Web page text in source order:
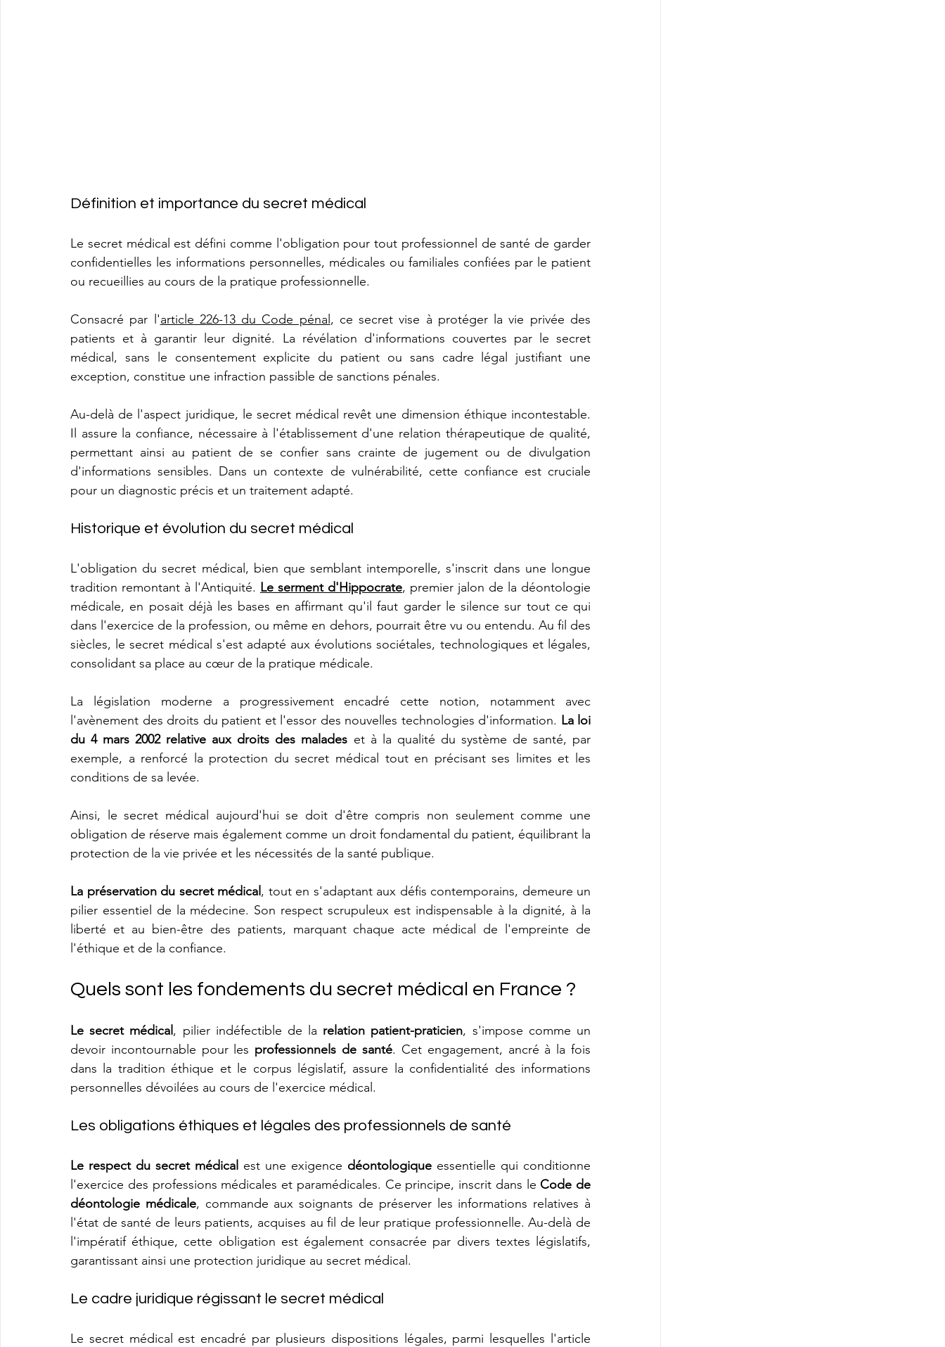
Définition et importance du secret médical
Le secret médical est défini comme l'obligation pour tout professionnel de santé de garder
confidentielles les informations personnelles, médicales ou familiales confiées par le patient
ou recueillies au cours de la pratique professionnelle.
Consacré par l'article 226-13 du Code pénal , ce secret vise à protéger la vie privée des
patients et à garantir leur dignité. La révélation d'informations couvertes par le secret
médical, sans le consentement explicite du patient ou sans cadre légal justifiant une
exception, constitue une infraction passible de sanctions pénales.
Au-delà de l'aspect juridique, le secret médical revêt une dimension éthique incontestable.
Il assure la confiance, nécessaire à l'établissement d'une relation thérapeutique de qualité,
permettant ainsi au patient de se confier sans crainte de jugement ou de divulgation
d'informations sensibles. Dans un contexte de vulnérabilité, cette confiance est cruciale
pour un diagnostic précis et un traitement adapté.
Historique et évolution du secret médical
L'obligation du secret médical, bien que semblant intemporelle, s'inscrit dans une longue
tradition remontant à l'Antiquité. Le serment d'Hippocrate, premier jalon de la déontologie
médicale, en posait déjà les bases en affirmant qu'il faut garder le silence sur tout ce qui
dans l'exercice de la profession, ou même en dehors, pourrait être vu ou entendu. Au fil des
siècles, le secret médical s'est adapté aux évolutions sociétales, technologiques et légales,
consolidant sa place au cœur de la pratique médicale.
La législation moderne a progressivement encadré cette notion, notamment avec
l'avènement des droits du patient et l'essor des nouvelles technologies d'information. La loi
du 4 mars 2002 relative aux droits des malades et à la qualité du système de santé, par
exemple, a renforcé la protection du secret médical tout en précisant ses limites et les
conditions de sa levée.
Ainsi, le secret médical aujourd'hui se doit d'être compris non seulement comme une
obligation de réserve mais également comme un droit fondamental du patient, équilibrant la
protection de la vie privée et les nécessités de la santé publique.
La préservation du secret médical , tout en s'adaptant aux défis contemporains, demeure un
pilier essentiel de la médecine. Son respect scrupuleux est indispensable à la dignité, à la
liberté et au bien-être des patients, marquant chaque acte médical de l'empreinte de
l'éthique et de la confiance.
Quels sont les fondements du secret médical en France ?
Le secret médical , pilier indéfectible de la relation patient-praticien, s'impose comme un
devoir incontournable pour les professionnels de santé. Cet engagement, ancré à la fois
dans la tradition éthique et le corpus législatif, assure la confidentialité des informations
personnelles dévoilées au cours de l'exercice médical.
Les obligations éthiques et légales des professionnels de santé
Le respect du secret médical est une exigence déontologique essentielle qui conditionne
l'exercice des professions médicales et paramédicales. Ce principe, inscrit dans le Code de
déontologie médicale, commande aux soignants de préserver les informations relatives à
l'état de santé de leurs patients, acquises au fil de leur pratique professionnelle. Au-delà de
l'impératif éthique, cette obligation est également consacrée par divers textes législatifs,
garantissant ainsi une protection juridique au secret médical.
Le cadre juridique régissant le secret médical
Le secret médical est encadré par plusieurs dispositions légales, parmi lesquelles l'article